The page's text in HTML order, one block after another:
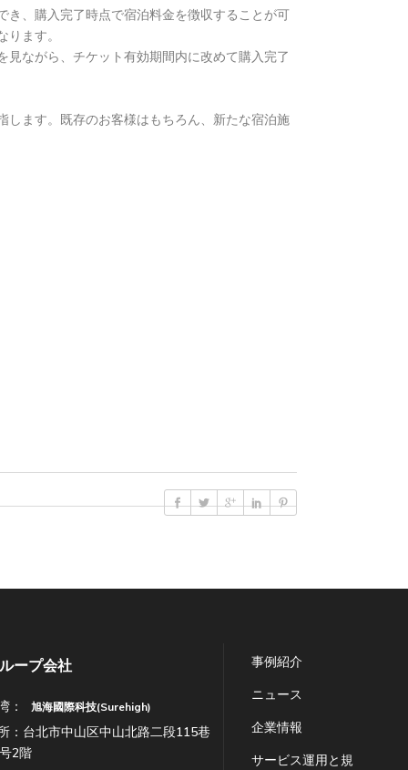
、購入完了時点で宿泊料金を徴収することが可
ます。
ながら、チケット有効期間内に改めて購入完了
ます。既存のお客様はもちろん、新たな宿泊施
ープ会社
： 旭海國際科技(Surehigh)
：台北市中山区中山北路二段115巷
2階
事例紹介
ニュース
企業情報
サービス運用と規